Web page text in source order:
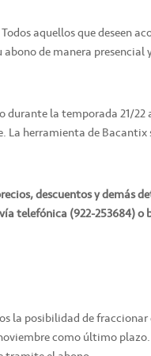
aquellos que deseen
de manera presencial
durante la temporada 21/22
herramienta de Bacantix
descuentos y demás
telefónica (922-253684) o
la posibilidad de
como último